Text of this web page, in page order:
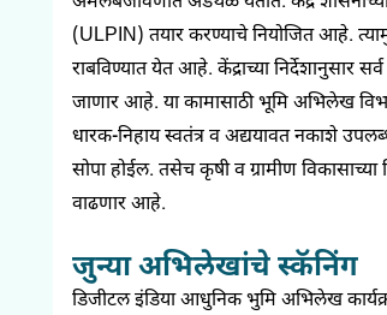
(ULPIN) तयार करण्याचे नियोजित आहे.
राबविण्यात येत आहे. केंद्राच्या
जाणार आहे. या कामासाठी भूमि अभिलेख
धारक-निहाय स्वतंत्र व अद्ययावत नकाशे
सोपा होईल. तसेच कृषी व ग्रामीण
वाढणार आहे.
जुन्या अभिलेखांचे स्कॅनिंग
डिजीटल इंडिया आधुनिक भुमि अभिलेख